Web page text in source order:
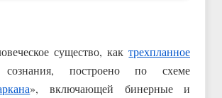
существо, кактрехпланное
сознания, построено по схеме
», включающей бинерные и